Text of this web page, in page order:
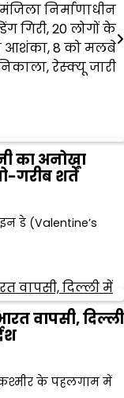
निर्माणाधीन
गिरी, 20 लोगों के
आशंका, 8 को मलबे
रेस्क्यू जारी
का अनोखा
गरीब शर्तें
डे (Valentine’s
वापसी, दिल्ली
कश्मीर के पहलगाम में